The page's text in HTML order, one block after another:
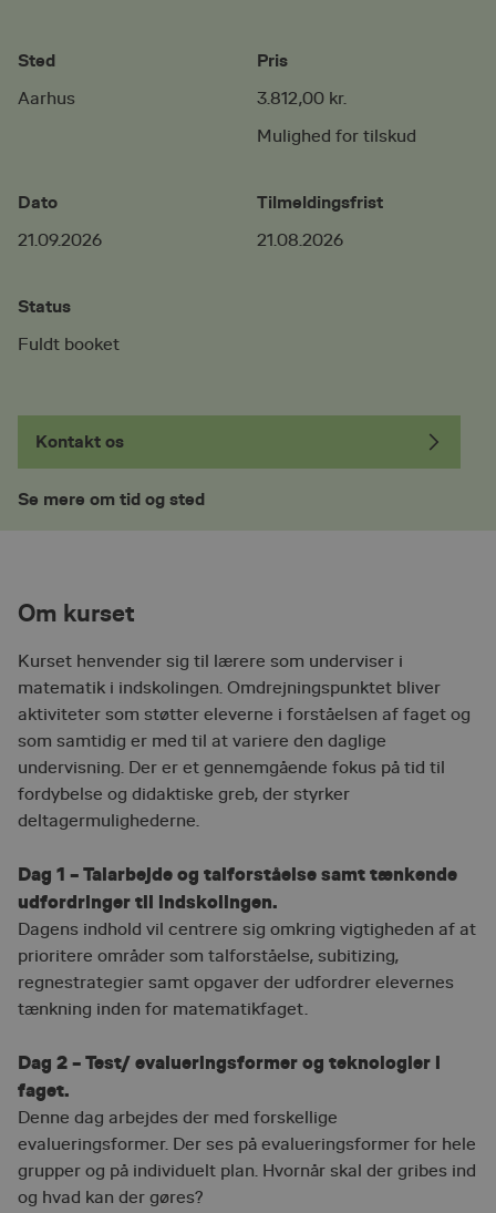
Sted
Aarhus
Pris
3.812,00 kr.
Mulighed for tilskud
Dato
21.09.2026
Tilmeldingsfrist
21.08.2026
Status
Fuldt booket
Kontakt os
Se mere om tid og sted
Om kurset
​Kurset henvender sig til lærere som underviser i
matematik i indskolingen. Omdrejningspunktet bliver
aktiviteter som støtter eleverne i forståelsen af faget og
som samtidig er med til at variere den daglige
undervisning. Der er et gennemgående fokus på tid til
fordybelse og didaktiske greb, der styrker
deltagermulighederne.
Dag 1 – Talarbejde og talforståelse samt tænkende
udfordringer til indskolingen.
Dagens indhold vil centrere sig omkring vigtigheden af at
prioritere områder som talforståelse, subitizing,
regnestrategier samt opgaver der udfordrer elevernes
tænkning inden for matematikfaget.
Dag 2 – Test/ evalueringsformer og teknologier i
faget.
Denne dag arbejdes der med forskellige
evalueringsformer. Der ses på evalueringsformer for hele
grupper og på individuelt plan. Hvornår skal der gribes ind
og hvad kan der gøres?